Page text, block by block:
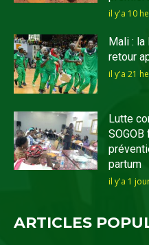
il y'a 10
Mali :
retour
il y'a 21
Lutte
partum
il y'a 1
ARTICLES